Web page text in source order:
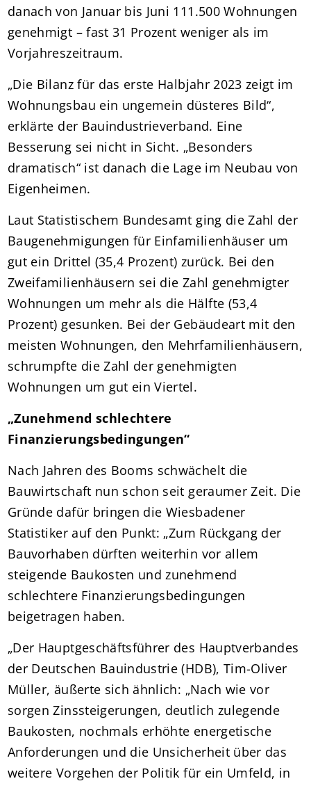
danach von Januar bis Juni 111.500 Wohnungen
genehmigt – fast 31 Prozent weniger als im
Vorjahreszeitraum.
„Die Bilanz für das erste Halbjahr 2023 zeigt im
Wohnungsbau ein ungemein düsteres Bild“,
erklärte der Bauindustrieverband. Eine
Besserung sei nicht in Sicht. „Besonders
dramatisch“ ist danach die Lage im Neubau von
Eigenheimen.
Laut Statistischem Bundesamt ging die Zahl der
Baugenehmigungen für Einfamilienhäuser um
gut ein Drittel (35,4 Prozent) zurück. Bei den
Zweifamilienhäusern sei die Zahl genehmigter
Wohnungen um mehr als die Hälfte (53,4
Prozent) gesunken. Bei der Gebäudeart mit den
meisten Wohnungen, den Mehrfamilienhäusern,
schrumpfte die Zahl der genehmigten
Wohnungen um gut ein Viertel.
„Zunehmend schlechtere
Finanzierungsbedingungen“
Nach Jahren des Booms schwächelt die
Bauwirtschaft nun schon seit geraumer Zeit. Die
Gründe dafür bringen die Wiesbadener
Statistiker auf den Punkt: „Zum Rückgang der
Bauvorhaben dürften weiterhin vor allem
steigende Baukosten und zunehmend
schlechtere Finanzierungsbedingungen
beigetragen haben.
„Der Hauptgeschäftsführer des Hauptverbandes
der Deutschen Bauindustrie (HDB), Tim-Oliver
Müller, äußerte sich ähnlich: „Nach wie vor
sorgen Zinssteigerungen, deutlich zulegende
Baukosten, nochmals erhöhte energetische
Anforderungen und die Unsicherheit über das
weitere Vorgehen der Politik für ein Umfeld, in